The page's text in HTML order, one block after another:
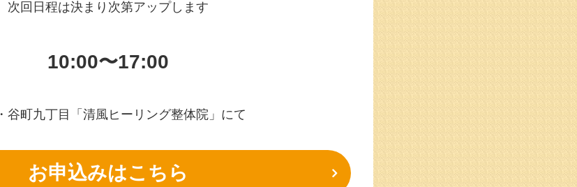
次回日程は決まり次第アップします
10:00〜17:00
谷町九丁目「清風ヒーリング整体院」にて
お申込みはこちら